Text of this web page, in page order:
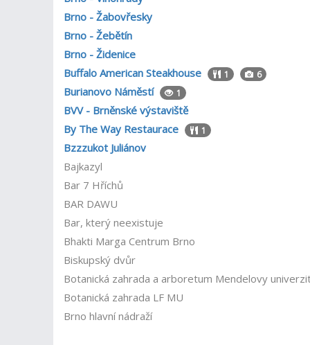
Brno - Žabovřesky
Brno - Žebětín
Brno - Židenice
Buffalo American Steakhouse
1 6
Burianovo Náměstí 1
BVV - Brněnské výstaviště
By The Way Restaurace
1
Bzzzukot Juliánov
Bajkazyl
Bar 7 Hříchů
BAR DAWU
Bar, který neexistuje
Bhakti Marga Centrum Brno
Biskupský dvůr
Botanická zahrada a arboretum Mendelovy
Botanická zahrada LF MU
Brno hlavní nádraží